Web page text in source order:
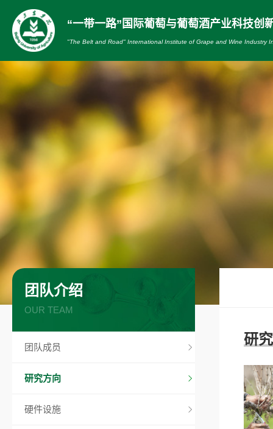
“一带一路”国际葡萄与葡萄酒产业科技创
"The Belt and Road" International Institute of Grape and Wine Industry
团队介绍
OUR TEAM
团队成员
研究方向
硬件设施
研